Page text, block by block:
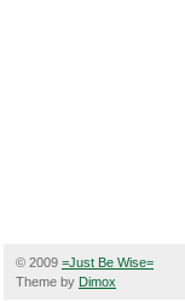
© 2009 =Just Be Wise=
Theme by Dimox